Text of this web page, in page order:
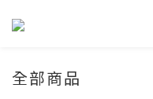
全部商品